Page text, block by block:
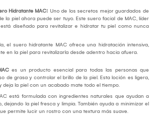
Hidratante MAC! Uno de los secretos mejor guardados de
la piel ahora puede ser tuyo. Este suero facial de MAC, líder
diseñado para revitalizar e hidratar tu piel como nunca
el suero hidratante MAC ofrece una hidratación intensiva,
en la piel para revitalizarla desde adentro hacia afuera.
es un producto esencial para todas las personas que
de grasa y controlar el brillo de la piel. Esta loción es ligera,
deja la piel con un acabado mate todo el tiempo.
está formulada con ingredientes naturales que ayudan a
dejando la piel fresca y limpia. También ayuda a minimizar el
permite lucir un rostro con una textura más suave.